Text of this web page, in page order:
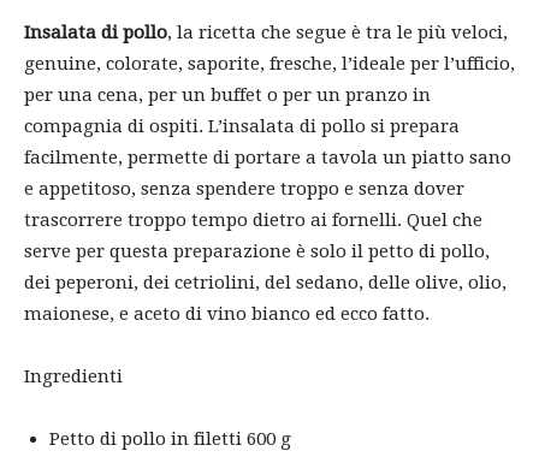
Insalata di pollo, la ricetta che segue è tra le più veloci,
genuine, colorate, saporite, fresche, l’ideale per l’ufficio,
per una cena, per un buffet o per un pranzo in
compagnia di ospiti. L’insalata di pollo si prepara
facilmente, permette di portare a tavola un piatto sano
e appetitoso, senza spendere troppo e senza dover
trascorrere troppo tempo dietro ai fornelli. Quel che
serve per questa preparazione è solo il petto di pollo,
dei peperoni, dei cetriolini, del sedano, delle olive, olio,
maionese, e aceto di vino bianco ed ecco fatto.
Ingredienti
Petto di pollo in filetti 600 g